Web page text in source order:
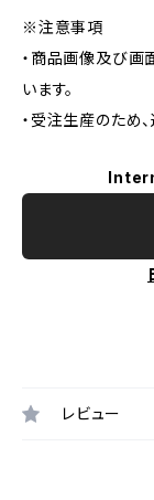
※注意事項
・商品画像及び画
います。
・受注生産のため
レビュー